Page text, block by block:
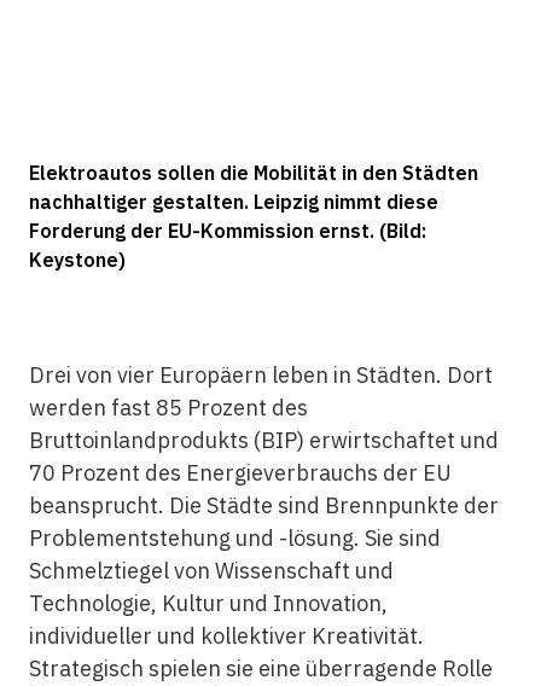
Elektroautos sollen die Mobilität in den Städten
nachhaltiger gestalten. Leipzig nimmt diese
Forderung der EU-Kommission ernst. (Bild:
Keystone)
Drei von vier Europäern leben in Städten. Dort
werden fast 85 Prozent des
Bruttoinlandprodukts (BIP) erwirtschaftet und
70 Prozent des Energieverbrauchs der EU
beansprucht. Die Städte sind Brennpunkte der
Problementstehung und -lösung. Sie sind
Schmelztiegel von Wissenschaft und
Technologie, Kultur und Innovation,
individueller und kollektiver Kreativität.
Strategisch spielen sie eine überragende Rolle